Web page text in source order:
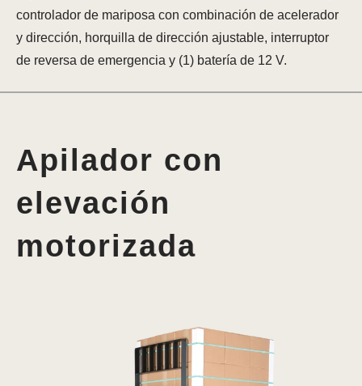
controlador de mariposa con combinación de acelerador
y dirección, horquilla de dirección ajustable, interruptor
de reversa de emergencia y (1) batería de 12 V.
Apilador con
elevación
motorizada